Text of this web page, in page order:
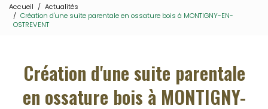
Accueil
Actualités
Création d'une suite parentale en ossature bois à MONTIGNY-EN-
OSTREVENT
Création d'une suite parentale
en ossature bois à MONTIGNY-